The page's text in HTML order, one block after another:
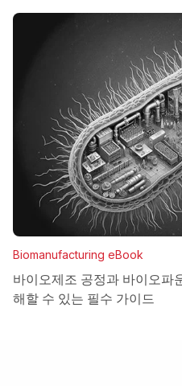
Biomanufacturing eBook
바이오제조 공정과 바이오파
해할 수 있는 필수 가이드